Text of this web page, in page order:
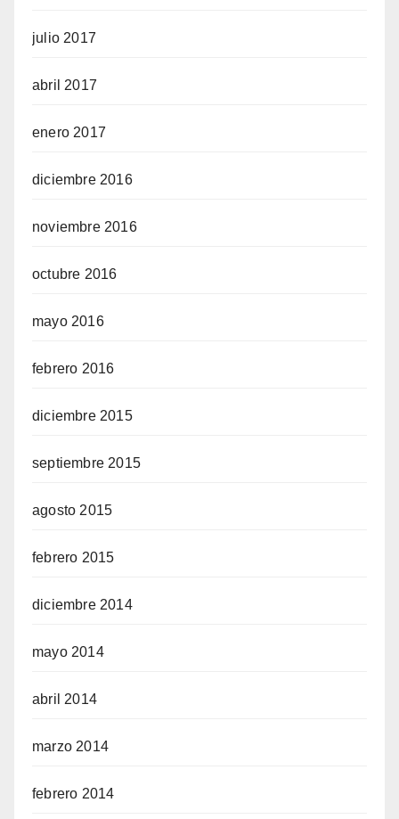
julio 2017
abril 2017
enero 2017
diciembre 2016
noviembre 2016
octubre 2016
mayo 2016
febrero 2016
diciembre 2015
septiembre 2015
agosto 2015
febrero 2015
diciembre 2014
mayo 2014
abril 2014
marzo 2014
febrero 2014